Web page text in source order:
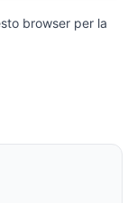
browser per la